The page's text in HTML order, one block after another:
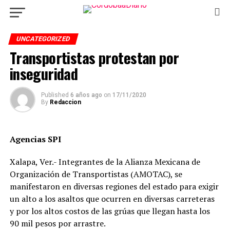
UNCATEGORIZED
Transportistas protestan por
inseguridad
Published 6 años ago on 17/11/2020
By Redaccion
Agencias SPI
Xalapa, Ver.- Integrantes de la Alianza Mexicana de
Organización de Transportistas (AMOTAC), se
manifestaron en diversas regiones del estado para exigir
un alto a los asaltos que ocurren en diversas carreteras
y por los altos costos de las grúas que llegan hasta los
90 mil pesos por arrastre.